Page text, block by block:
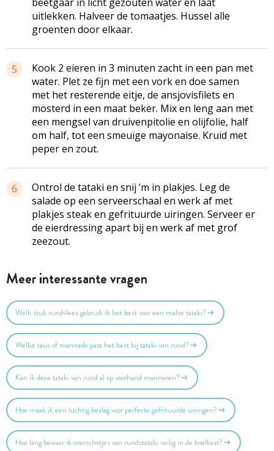
uitlekken. Halveer de tomaatjes. Hussel alle
groenten door elkaar.
5
Kook 2 eieren in 3 minuten zacht in een pan met
water. Plet ze fijn met een vork en doe samen
met het resterende eitje, de ansjovisfilets en
mosterd in een maat beker. Mix en leng aan met
een mengsel van druivenpitolie en olijfolie, half
om half, tot een smeuïge mayonaise. Kruid met
peper en zout.
6
Ontrol de tataki en snij ’m in plakjes. Leg de
salade op een serveerschaal en werk af met
plakjes steak en gefrituurde uiringen. Serveer er
de eierdressing apart bij en werk af met grof
zeezout.
Meer interessante vragen
Welk stuk rundvlees gebruik ik het best voor een malse tataki?
Welke saus of marinade past het best bij tataki van rund?
Kan ik deze tataki van rund al op voorhand marineren?
Hoe maak ik een luchtig beslag voor perfecte gefrituurde uiringen?
Hoe lang bewaar ik overschotjes van rundstataki veilig in de koelkast?